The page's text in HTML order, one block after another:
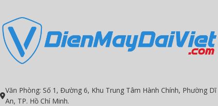
Văn Phòng: Số 1, Đường 6, Khu Trung Tâm Hành Chính, Phường Dĩ
An, TP. Hồ Chí Minh.